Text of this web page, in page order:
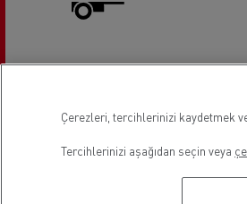
Çerezleri, tercihlerinizi kaydetmek
Tercihlerinizi aşağıdan seçin veya